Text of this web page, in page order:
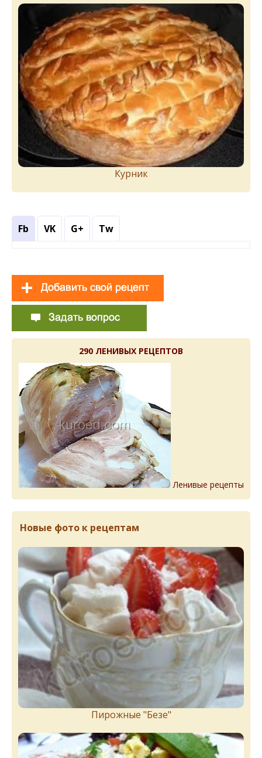
Курник
Fb VK G+ Tw
290 ЛЕНИВЫХ РЕЦЕПТОВ
Ленивые рецепты
Новые фото к рецептам
Пирожныe "Бeзe"